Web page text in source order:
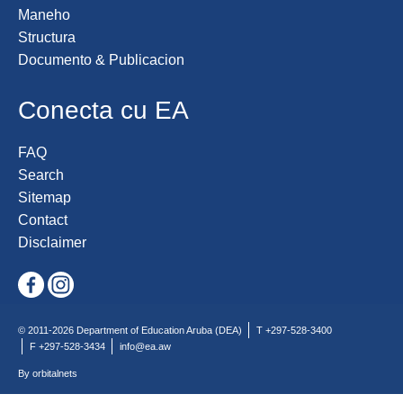
Maneho
Structura
Documento & Publicacion
Conecta cu EA
FAQ
Search
Sitemap
Contact
Disclaimer
© 2011-2026 Department of Education Aruba (DEA)
T +297-528-3400
F +297-528-3434
info@ea.aw
By orbitalnets